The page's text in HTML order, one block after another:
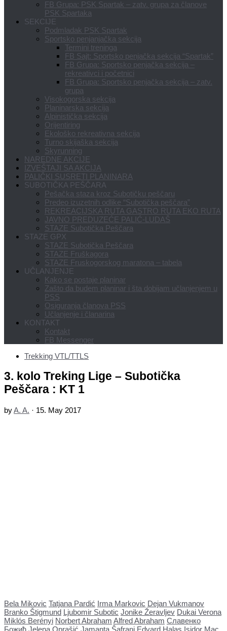
FB Grupa: PSK Spartak – zatv. grupa za članove
PSK Spartaka
SEKCIJE
Podmladak PSK Spartak
Sportsko penjanjačka sekcija
Termini treninga
FB Sajt: Sportsko penjačka sekcija “Spartak”
FB Grupa: Sportsko penjačka sekcija –
rekreativci i početnici
FB Grupa: Sportsko penjačka sekcija – zatv.
grupa
Visokogorska sekcija
Planinarska sekcija
Alpinistička sekcija
Orijentiring
Ekološko rekreativna sekcija
Turno skijaška sekcija
Skyrunning
NAREDNE AKCIJE
IZVEŠTAJI SA AKCIJA
PALIČKI SUSRETI PLANINARA
SUBOTIČKA PEŠČARA
Pešačka staza kroz Subotičku peščaru
Predeo izuzetnih odlike “Subotička peščara”
REKREACIJSKA RUTA GASTRO RUTA EKO RUTA
JAVNO PREDUZEĆE PALIĆ-LUDAŠ
STAZE Subotička Peščara
STAZE GPX
STAZE Subotička Peščara
STAZE Fruškagora
STAZE Fruskogorskog maratona – tabela
UČLANJENJE
Kako se postaje planinar
Zašto da budem planinar i šta dobijam učlanjenjem u
PSS
Osiguranja članova PSS
Učlanjenje i članarina
KONTAKT
Kontakt
FB Messenger
Trekking VTL/TTLS
3. kolo Treking Lige – Subotička
Peščara : KT 1
byA. A. · 15. May 2017
Bela Mikovic Tatjana Pardić Irma Markovic Dejan Vukmanov
Branko Štigmund Ljubomir Subotic Jonike Žeravljev Dukai Verona
Miklós Berényi Norbert Abraham Alfred Abraham Славенко
Божић Jelena Oprašić Jamanta Šafranj Edvard Halas Isidor Mac